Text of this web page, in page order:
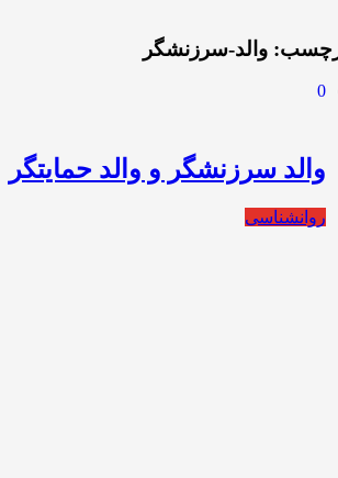
والد-سرزنشگر
0
والد سرزنشگر و والد حمایتگر
روانشناسی